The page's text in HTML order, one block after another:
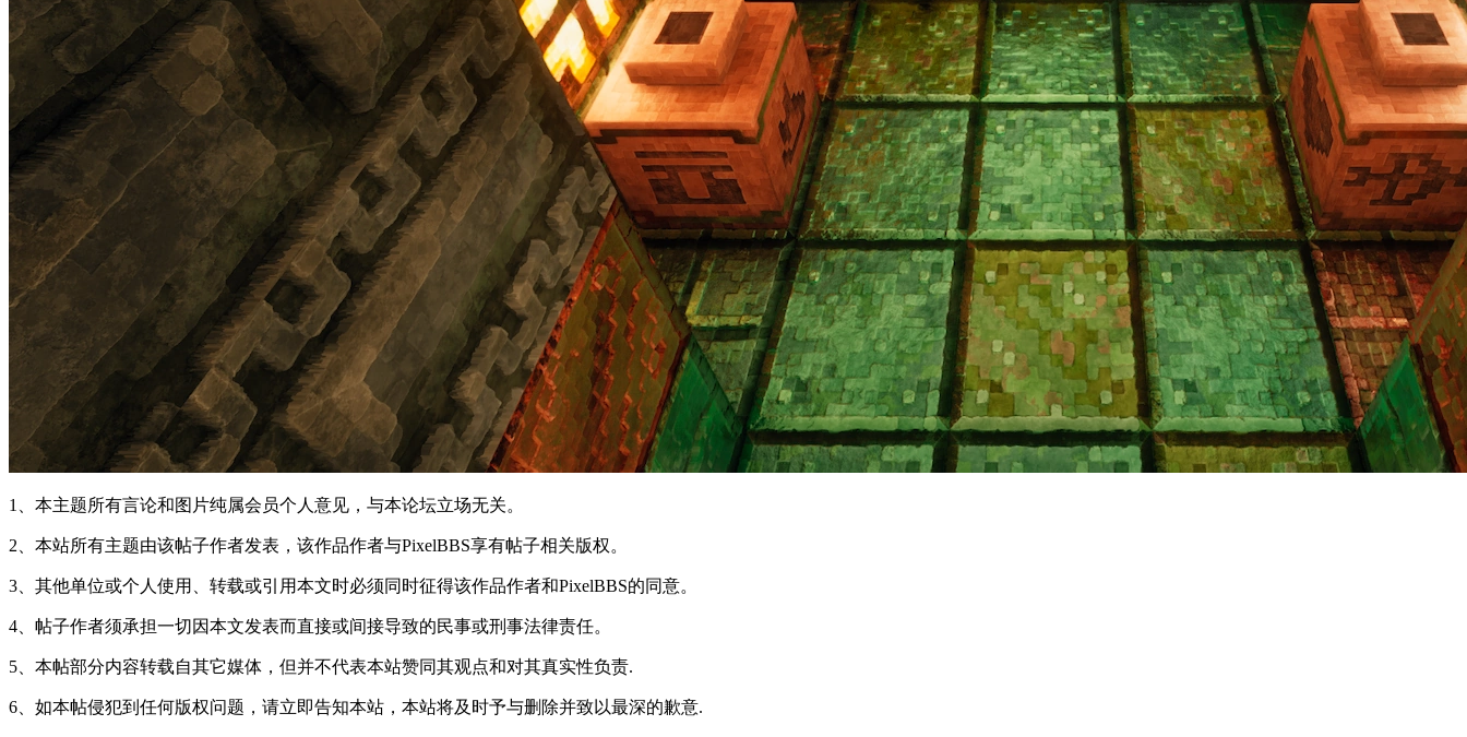
1、本主题所有言论和图片纯属会员个人意见，与本论坛立场无关。
2、本站所有主题由该帖子作者发表，该作品作者与PixelBBS享有帖子相关版权。
3、其他单位或个人使用、转载或引用本文时必须同时征得该作品作者和PixelBBS的同意。
4、帖子作者须承担一切因本文发表而直接或间接导致的民事或刑事法律责任。
5、本帖部分内容转载自其它媒体，但并不代表本站赞同其观点和对其真实性负责.
6、如本帖侵犯到任何版权问题，请立即告知本站，本站将及时予与删除并致以最深的歉意.